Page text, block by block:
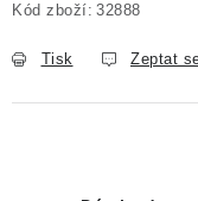
Kód zboží: 32888
Tisk Zeptat